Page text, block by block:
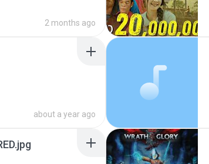
2 months ago
about a year ago